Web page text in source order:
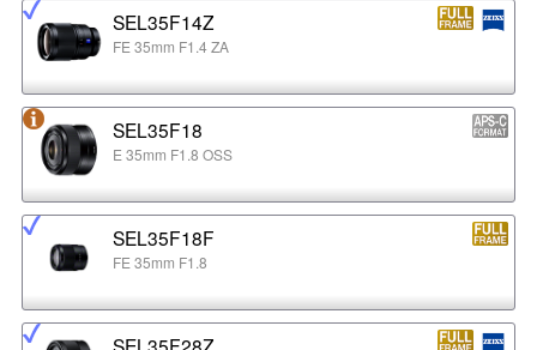
SEL35F14Z
FE 35mm F1.4 ZA
SEL35F18
E 35mm F1.8 OSS
SEL35F18F
FE 35mm F1.8
SEL35F28Z